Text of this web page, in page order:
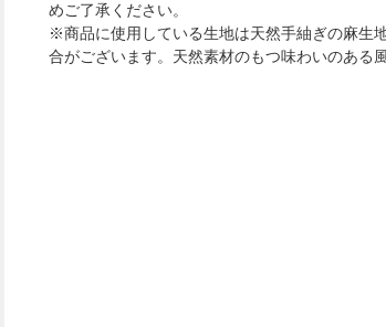
めご了承ください。
※商品に使用している生地は天然手紬ぎの麻生
合がございます。天然素材のもつ味わいのある